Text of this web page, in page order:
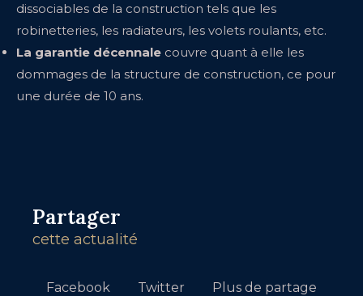
dissociables de la construction tels que les
robinetteries, les radiateurs, les volets roulants, etc.
La garantie décennale couvre quant à elle les
dommages de la structure de construction, ce pour
une durée de 10 ans.
Partager
cette actualité
Facebook Twitter Plus de partage